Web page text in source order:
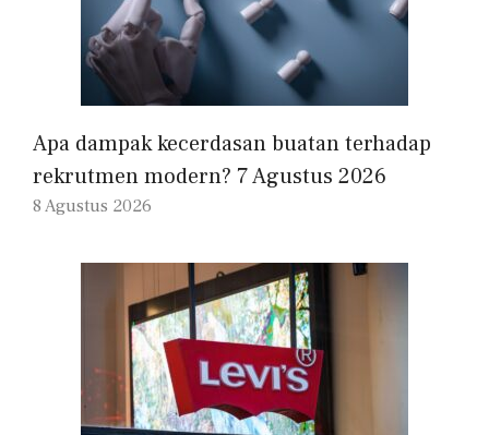
Apa dampak kecerdasan buatan terhadap
rekrutmen modern? 7 Agustus 2026
8 Agustus 2026